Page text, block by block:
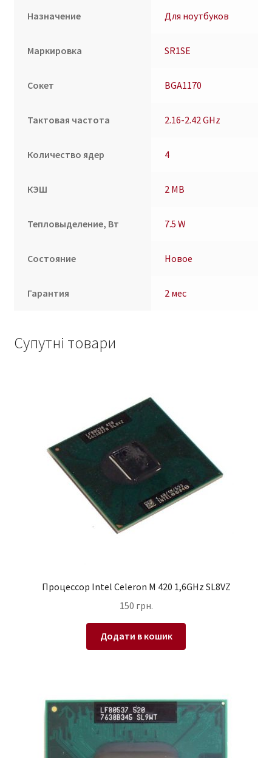
Назначение Для ноутбуков
Маркировка SR1SE
Сокет BGA1170
Тактовая частота 2.16-2.42 GHz
Количество ядер 4
КЭШ 2 MB
Тепловыделение, Вт 7.5 W
Состояние Новое
Гарантия 2 мес
Супутні товари
Процессор Intel Celeron M 420 1,6GHz SL8VZ
150 грн.
Додати в кошик